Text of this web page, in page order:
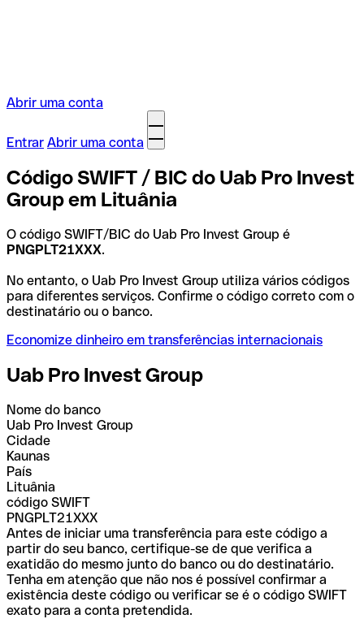
Abrir uma conta
Entrar Abrir uma conta
Código SWIFT / BIC do Uab Pro Invest
Group em Lituânia
O código SWIFT/BIC do Uab Pro Invest Group é
PNGPLT21XXX.
No entanto, o Uab Pro Invest Group utiliza vários códigos
para diferentes serviços. Confirme o código correto com o
destinatário ou o banco.
Economize dinheiro em transferências internacionais
Uab Pro Invest Group
Nome do banco
Uab Pro Invest Group
Cidade
Kaunas
País
Lituânia
código SWIFT
PNGPLT21XXX
Antes de iniciar uma transferência para este código a
partir do seu banco, certifique-se de que verifica a
exatidão do mesmo junto do banco ou do destinatário.
Tenha em atenção que não nos é possível confirmar a
existência deste código ou verificar se é o código SWIFT
exato para a conta pretendida.